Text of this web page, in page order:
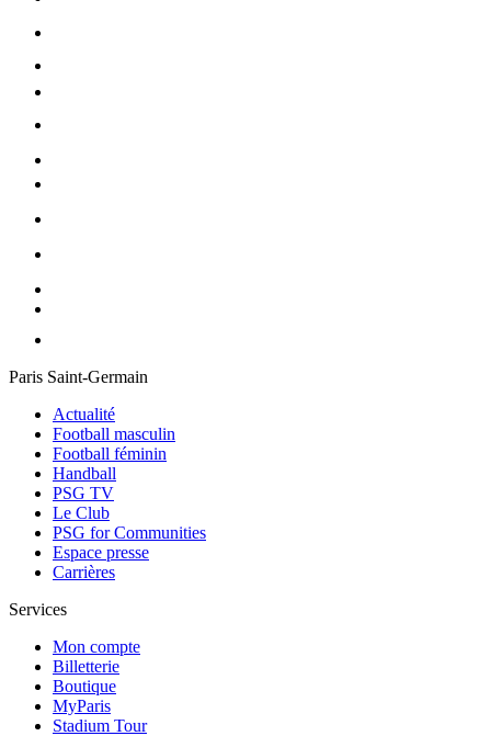
Paris Saint-Germain
Actualité
Football masculin
Football féminin
Handball
PSG TV
Le Club
PSG for Communities
Espace presse
Carrières
Services
Mon compte
Billetterie
Boutique
MyParis
Stadium Tour